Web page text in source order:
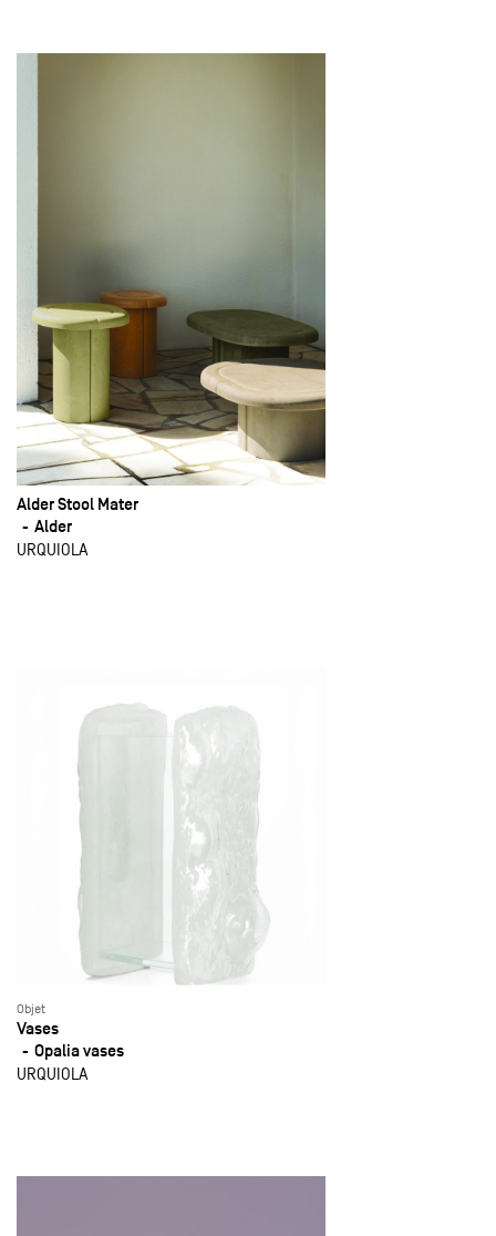
Alder Stool Mater
Alder
URQUIOLA
Objet
Vases
Opalia vases
URQUIOLA